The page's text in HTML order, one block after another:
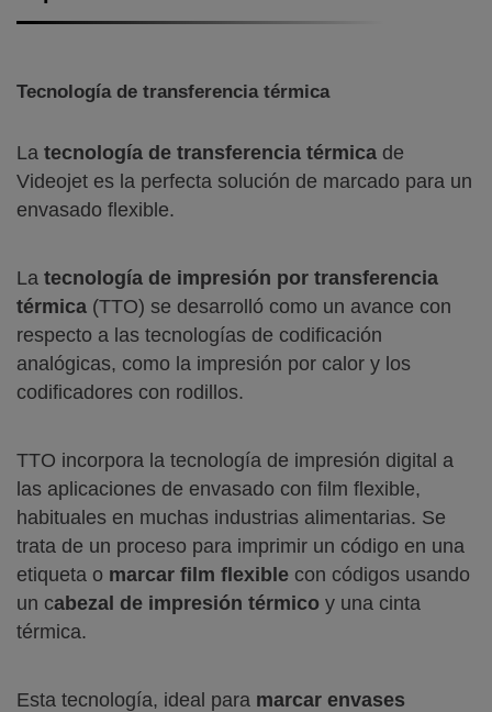
Tecnología de transferencia térmica
La tecnología de transferencia térmica de
Videojet es la perfecta solución de marcado para un
envasado flexible.
La tecnología de impresión por transferencia
térmica (TTO) se desarrolló como un avance con
respecto a las tecnologías de codificación
analógicas, como la impresión por calor y los
codificadores con rodillos.
TTO incorpora la tecnología de impresión digital a
las aplicaciones de envasado con film flexible,
habituales en muchas industrias alimentarias. Se
trata de un proceso para imprimir un código en una
etiqueta o marcar film flexible con códigos usando
un cabezal de impresión térmico y una cinta
térmica.
Esta tecnología, ideal para marcar envases